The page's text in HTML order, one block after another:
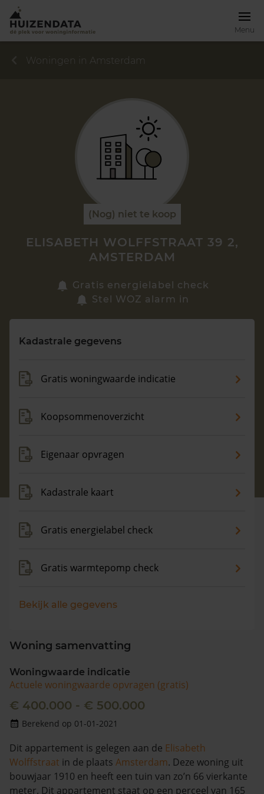
Menu
Vragen? Neem contact met ons op
088 220 4200
Woningen in Amsterdam
(Nog) niet te koop
ELISABETH WOLFFSTRAAT 39 2,
AMSTERDAM
Gratis energielabel check
Stel WOZ alarm in
Kadastrale gegevens
Gratis woningwaarde indicatie
Koopsommenoverzicht
Eigenaar opvragen
Kadastrale kaart
Gratis energielabel check
Gratis warmtepomp check
Bekijk alle gegevens
Woning samenvatting
Woningwaarde indicatie
Actuele woningwaarde opvragen (gratis)
€ 400.000 - € 500.000
Berekend op 01-01-2021
Dit appartement is gelegen aan de Elisabeth
Wolffstraat in de plaats Amsterdam. Deze woning uit
bouwjaar 1910 en heeft een tuin van zo’n 66 vierkante
meter. Dit appartement staat op een perceel van 165